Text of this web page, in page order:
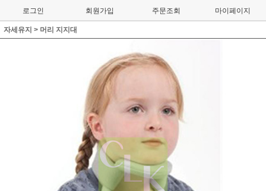
로그인 회원가입 주문조회 마이페이지
자세유지 > 머리 지지대